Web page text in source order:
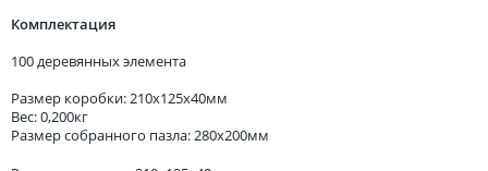
Комплектация
100 деревянных элемента
Размер коробки: 210x125x40мм
Вес: 0,200кг
Размер собранного пазла: 280x200мм